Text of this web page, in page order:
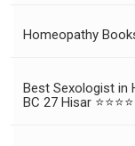
Homeopathy
Best Sexologist in
BC 27 Hisar